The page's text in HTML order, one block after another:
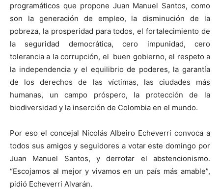
programáticos que propone Juan Manuel Santos, como
son la generación de empleo, la disminución de la
pobreza, la prosperidad para todos, el fortalecimiento de
la seguridad democrática, cero impunidad, cero
tolerancia a la corrupción, el buen gobierno, el respeto a
la independencia y el equilibrio de poderes, la garantía
de los derechos de las víctimas, las ciudades más
humanas, un campo próspero, la protección de la
biodiversidad y la inserción de Colombia en el mundo.
Por eso el concejal Nicolás Albeiro Echeverri convoca a
todos sus amigos y seguidores a votar este domingo por
Juan Manuel Santos, y derrotar el abstencionismo.
“Escojamos al mejor y vivamos en un país más amable”,
pidió Echeverri Alvarán.